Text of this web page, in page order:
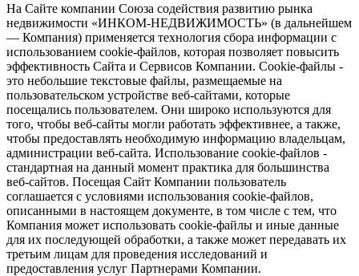
На Сайте компании Союза содействия развитию рынка
недвижимости «ИНКОМ-НЕДВИЖИМОСТЬ» (в дальнейшем
— Компания) применяется технология сбора информации с
использованием cookie-файлов, которая позволяет повысить
эффективность Сайта и Сервисов Компании. Сookie-файлы -
это небольшие текстовые файлы, размещаемые на
пользовательском устройстве веб-сайтами, которые
посещались пользователем. Они широко используются для
того, чтобы веб-сайты могли работать эффективнее, а также,
чтобы предоставлять необходимую информацию владельцам,
администрации веб-сайта. Использование cookie-файлов -
стандартная на данный момент практика для большинства
веб-сайтов. Посещая Сайт Компании пользователь
соглашается с условиями использования cookie-файлов,
описанными в настоящем документе, в том числе с тем, что
Компания может использовать cookie-файлы и иные данные
для их последующей обработки, а также может передавать их
третьим лицам для проведения исследований и
предоставления услуг Партнерами Компании.